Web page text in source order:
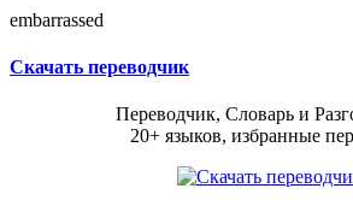
embarrassed
Скачать переводчик
Переводчик, Словарь и
20+ языков, избранные